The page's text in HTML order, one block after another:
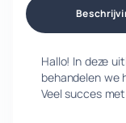
Hallo! In deze
behandelen we
Veel succes